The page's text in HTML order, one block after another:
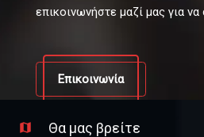
επικοινωνήστε μαζί μας για
Επικοινωνία
map Θα μας βρείτε